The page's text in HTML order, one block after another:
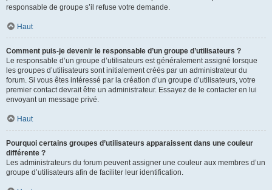
responsable de groupe s’il refuse votre demande.
Haut
Comment puis-je devenir le responsable d’un groupe d’utilisateurs ?
Le responsable d’un groupe d’utilisateurs est généralement assigné lorsque
les groupes d’utilisateurs sont initialement créés par un administrateur du
forum. Si vous êtes intéressé par la création d’un groupe d’utilisateurs, votre
premier contact devrait être un administrateur. Essayez de le contacter en lui
envoyant un message privé.
Haut
Pourquoi certains groupes d’utilisateurs apparaissent dans une couleur
différente ?
Les administrateurs du forum peuvent assigner une couleur aux membres d’un
groupe d’utilisateurs afin de faciliter leur identification.